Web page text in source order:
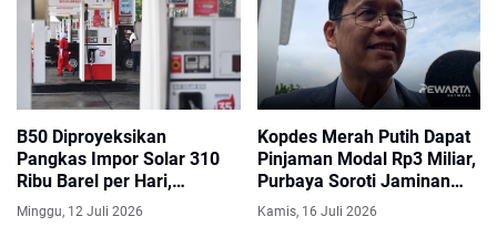
B50 Diproyeksikan
Pangkas Impor Solar 310
Ribu Barel per Hari,
Pertamina Siap Jalankan
Transisi
Minggu, 12 Juli 2026
Kopdes Merah Putih Dapat
Pinjaman Modal Rp3 Miliar,
Purbaya Soroti Jaminan
Pelunasan hingga Skema
Cicilan
Kamis, 16 Juli 2026